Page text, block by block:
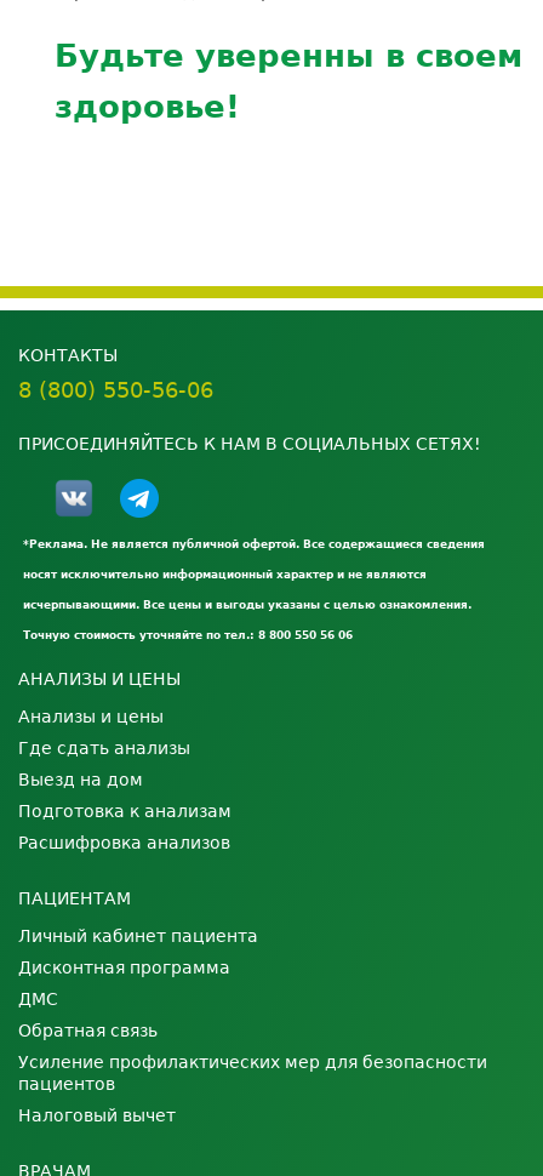
Будьте уверенны в своем
здоровье!
КОНТАКТЫ
8 (800) 550-56-06
ПРИСОЕДИНЯЙТЕСЬ К НАМ В СОЦИАЛЬНЫХ СЕТЯХ!
*Реклама. Не является публичной офертой. Все содержащиеся сведения
носят исключительно информационный характер и не являются
исчерпывающими. Все цены и выгоды указаны с целью ознакомления.
Точную стоимость уточняйте по тел.: 8 800 550 56 06
АНАЛИЗЫ И ЦЕНЫ
Анализы и цены
Где сдать анализы
Выезд на дом
Подготовка к анализам
Расшифровка анализов
ПАЦИЕНТАМ
Личный кабинет пациента
Дисконтная программа
ДМС
Обратная связь
Усиление профилактических мер для безопасности
пациентов
Налоговый вычет
ВРАЧАМ